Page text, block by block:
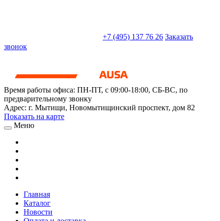
+7 (495) 137 76 26 Заказать
звонок
Время работы офиса: ПН-ПТ, с 09:00-18:00, СБ-ВС, по
предварительному звонку
Адрес: г. Мытищи, Новомытищинский проспект, дом 82
Показать на карте
Меню
Главная
Каталог
Новости